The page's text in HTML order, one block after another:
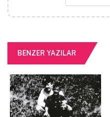
BENZER YAZILAR